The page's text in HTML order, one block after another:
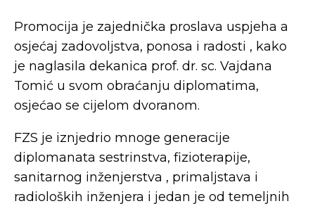
Promocija je zajednička proslava uspjeha a
osjećaj zadovoljstva, ponosa i radosti , kako
je naglasila dekanica prof. dr. sc. Vajdana
Tomić u svom obraćanju diplomatima,
osjećao se cijelom dvoranom.
FZS je iznjedrio mnoge generacije
diplomanata sestrinstva, fizioterapije,
sanitarnog inženjerstva , primaljstava i
radioloških inženjera i jedan je od temeljnih